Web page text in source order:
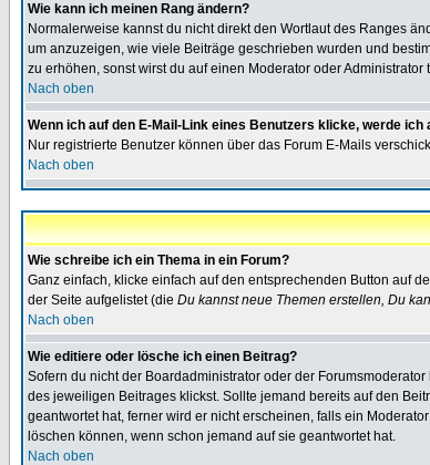
Wie kann ich meinen Rang ändern?
Normalerweise kannst du nicht direkt den Wortlaut des Ranges
um anzuzeigen, wie viele Beiträge geschrieben wurden und
zu erhöhen, sonst wirst du auf einen Moderator oder
Nach oben
Wenn ich auf den E-Mail-Link eines Benutzers klicke, werde
Nur registrierte Benutzer können über das Forum E-Mails
Nach oben
Wie schreibe ich ein Thema in ein Forum?
Ganz einfach, klicke einfach auf den entsprechenden Button auf
der Seite aufgelistet (die Du kannst neue Themen erstellen, Du
Nach oben
Wie editiere oder lösche ich einen Beitrag?
Sofern du nicht der Boardadministrator oder der
des jeweiligen Beitrages klickst. Sollte jemand bereits auf den
geantwortet hat, ferner wird er nicht erscheinen, falls ein
löschen können, wenn schon jemand auf sie geantwortet hat.
Nach oben